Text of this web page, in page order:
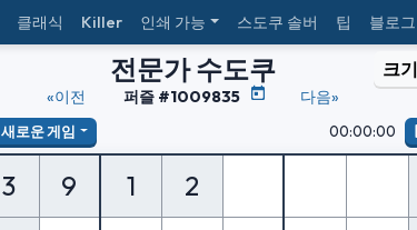
클래식 Killer 인쇄 가능 스도쿠 솔버 팁 블로그
전문가 수도쿠 크기
«이전 퍼즐 #1009835 다음»
새로운 게임 00:00:00
3 9 1 2